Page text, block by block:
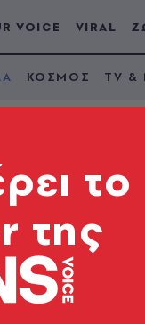
VOICE VIRAL
ΚΟΣΜΟΣ TV &
το
της